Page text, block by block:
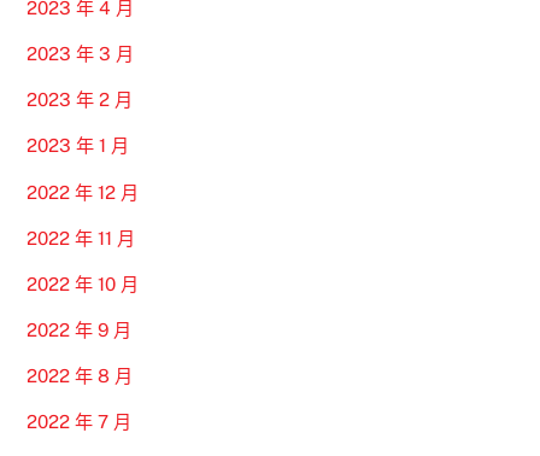
2023 年 4 月
2023 年 3 月
2023 年 2 月
2023 年 1 月
2022 年 12 月
2022 年 11 月
2022 年 10 月
2022 年 9 月
2022 年 8 月
2022 年 7 月